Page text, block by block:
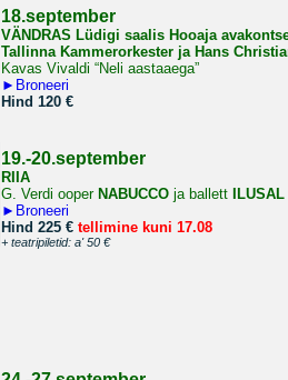
18.september
VÄNDRAS Lüdigi saalis Hooaja
Tallinna Kammerorkester ja Hans
Kavas Vivaldi “Neli aastaaega”
► Broneeri
Hind 120 €
19.-20.september
RIIA
G. Verdi ooperNABUCCO ja ballett
► Broneeri
Hind 225 € tellimine kuni 17.08
+ teatripiletid: a' 50 €